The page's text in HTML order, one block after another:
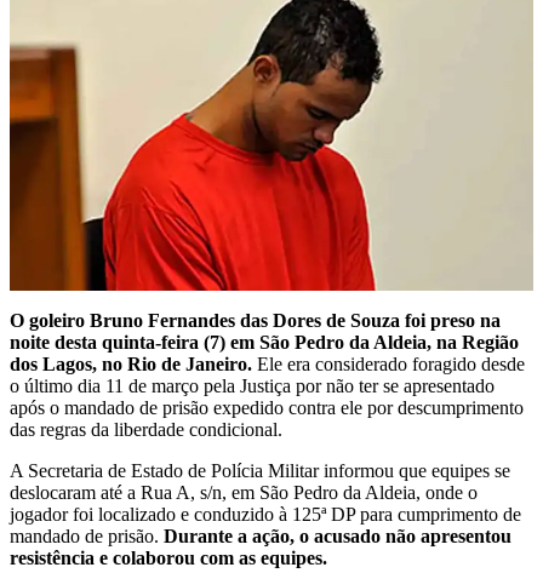
O goleiro Bruno Fernandes das Dores de Souza foi preso na
noite desta quinta-feira (7) em São Pedro da Aldeia, na Região
dos Lagos, no Rio de Janeiro. Ele era considerado foragido desde
o último dia 11 de março pela Justiça por não ter se apresentado
após o mandado de prisão expedido contra ele por descumprimento
das regras da liberdade condicional.
A Secretaria de Estado de Polícia Militar informou que equipes se
deslocaram até a Rua A, s/n, em São Pedro da Aldeia, onde o
jogador foi localizado e conduzido à 125ª DP para cumprimento de
mandado de prisão. Durante a ação, o acusado não apresentou
resistência e colaborou com as equipes.